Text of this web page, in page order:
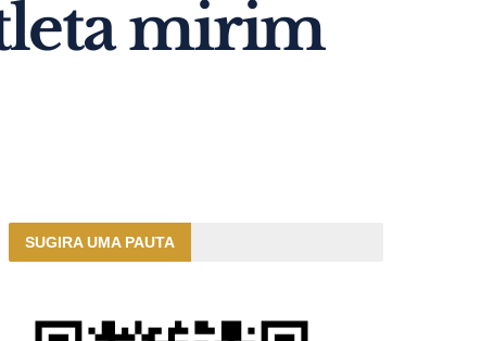
mirim
SUGIRA UMA PAUTA